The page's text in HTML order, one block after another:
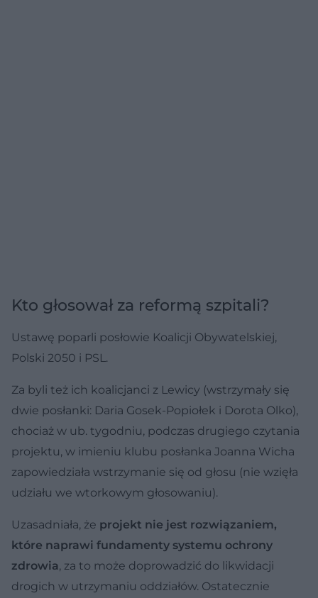
Kto głosował za reformą szpitali?
Ustawę poparli posłowie Koalicji Obywatelskiej,
Polski 2050 i PSL.
Za byli też ich koalicjanci z Lewicy (wstrzymały się
dwie posłanki: Daria Gosek-Popiołek i Dorota Olko),
chociaż w ub. tygodniu, podczas drugiego czytania
projektu, w imieniu klubu posłanka Joanna Wicha
zapowiedziała wstrzymanie się od głosu (nie wzięła
udziału we wtorkowym głosowaniu).
Uzasadniała, że projekt nie jest rozwiązaniem,
które naprawi fundamenty systemu ochrony
zdrowia, za to może doprowadzić do likwidacji
drogich w utrzymaniu oddziałów. Ostatecznie